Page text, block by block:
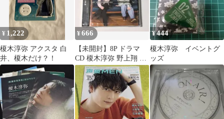
¥ 1,222
榎木淳弥 アクスタ 白
井、榎木だけ？！
¥666
【未開封】8P ドラマ
CD 榎木淳弥 野上翔 ユ
ニソン・ドラマ
¥444
榎木淳弥 イベントグ
ッズ